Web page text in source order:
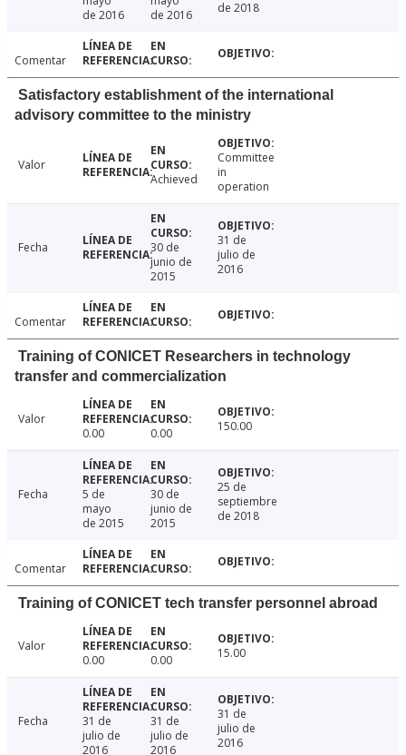
de 2016
de 2016
de 2018
Comentar
Satisfactory establishment of the international
advisory committee to the ministry
Valor
Achieved
Committee
in
operation
Fecha
30 de
junio de
2015
31 de
julio de
2016
Comentar
Training of CONICET Researchers in technology
transfer and commercialization
Valor
0.00
0.00 150.00
Fecha
5 de
mayo
de 2015
30 de
junio de
2015
25 de
septiembre
de 2018
Comentar
Training of CONICET tech transfer personnel abroad
Valor
0.00
0.00 15.00
Fecha
31 de
julio de
2016
31 de
julio de
2016
31 de
julio de
2016